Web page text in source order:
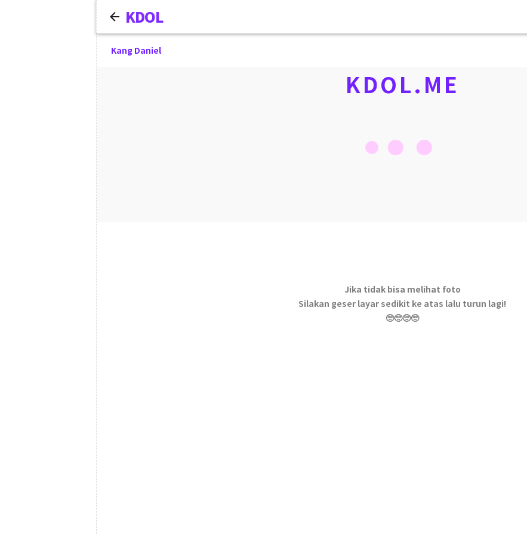
KDOL
Kang Daniel
KDOL.ME
Jika tidak bisa melihat foto
Silakan geser layar sedikit ke atas lalu turun lagi!
🥺🥺🥺🥺